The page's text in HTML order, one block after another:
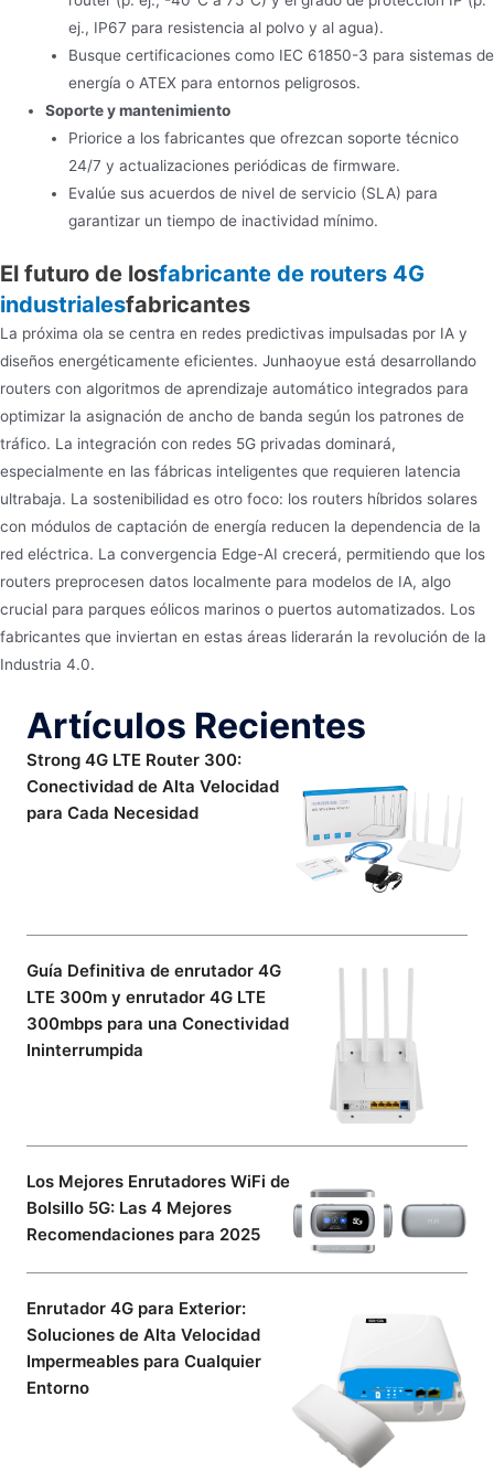
ej., IP67 para resistencia al polvo y al agua).
Busque certificaciones como IEC 61850-3 para sistemas de
energía o ATEX para entornos peligrosos.
Soporte y mantenimiento
Priorice a los fabricantes que ofrezcan soporte técnico
24/7 y actualizaciones periódicas de firmware.
Evalúe sus acuerdos de nivel de servicio (SLA) para
garantizar un tiempo de inactividad mínimo.
El futuro de losfabricante de routers 4G
industrialesfabricantes
La próxima ola se centra en redes predictivas impulsadas por IA y
diseños energéticamente eficientes. Junhaoyue está desarrollando
routers con algoritmos de aprendizaje automático integrados para
optimizar la asignación de ancho de banda según los patrones de
tráfico. La integración con redes 5G privadas dominará,
especialmente en las fábricas inteligentes que requieren latencia
ultrabaja. La sostenibilidad es otro foco: los routers híbridos solares
con módulos de captación de energía reducen la dependencia de la
red eléctrica. La convergencia Edge-AI crecerá, permitiendo que los
routers preprocesen datos localmente para modelos de IA, algo
crucial para parques eólicos marinos o puertos automatizados. Los
fabricantes que inviertan en estas áreas liderarán la revolución de la
Industria 4.0.
Artículos Recientes
Strong 4G LTE Router 300:
Conectividad de Alta Velocidad
para Cada Necesidad
Guía Definitiva de enrutador 4G
LTE 300m y enrutador 4G LTE
300mbps para una Conectividad
Ininterrumpida
Los Mejores Enrutadores WiFi de
Bolsillo 5G: Las 4 Mejores
Recomendaciones para 2025
Enrutador 4G para Exterior:
Soluciones de Alta Velocidad
Impermeables para Cualquier
Entorno